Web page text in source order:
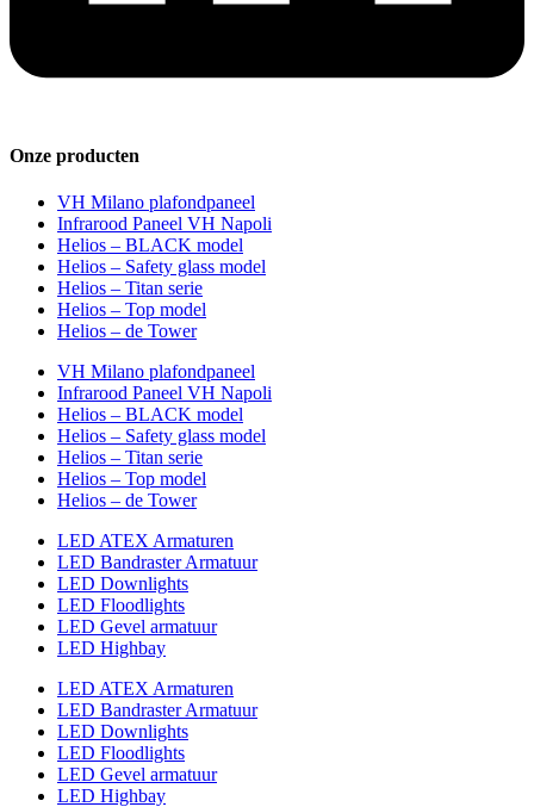
Onze producten
VH Milano plafondpaneel
Infrarood Paneel VH Napoli
Helios – BLACK model
Helios – Safety glass model
Helios – Titan serie
Helios – Top model
Helios – de Tower
VH Milano plafondpaneel
Infrarood Paneel VH Napoli
Helios – BLACK model
Helios – Safety glass model
Helios – Titan serie
Helios – Top model
Helios – de Tower
LED ATEX Armaturen
LED Bandraster Armatuur
LED Downlights
LED Floodlights
LED Gevel armatuur
LED Highbay
LED ATEX Armaturen
LED Bandraster Armatuur
LED Downlights
LED Floodlights
LED Gevel armatuur
LED Highbay